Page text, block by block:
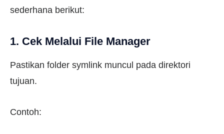
sederhana berikut:
1. Cek Melalui File Manager
Pastikan folder symlink muncul pada direktori
tujuan.
Contoh: